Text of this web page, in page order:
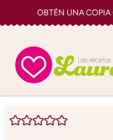
al
contenido
OBTÉN UNA COPIA